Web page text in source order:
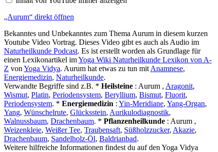
„Aurum“ direkt öffnen
Bekanntes und Unbekanntes zum Thema Aurum in diesem kurzen
Youtube Video Vortrag. Dieses Video gibt es auch als Audio im
Naturheilkunde Podcast. Es ist erstellt worden als Grundlage für
einen Lexikonartikel imYoga Wiki Naturheilkunde Lexikon von A-
Z von Yoga Vidya. Aurum hat etwas zu tun mit Anamnese,
Energiemedizin, Naturheilkunde.
Verwandte Begriffe sind z.B. * Heilsteine : Aurum , Aragonit,
Wismut, Platin, Periodensystem, Beryllium, Bismut, Fluorit,
Periodensystem. * Energiemedizin : Yin-Meridiane, Yang-Organ,
Yang, Wünschelrute, Glücksstein, Aurikulodiagnostik,
Walnussbaum, Drachenbaum. * Pflanzenheilkunde : Aurum ,
Weizenkleie, Weißer Tee, Traubensaft, Süßholzzucker, Akazie,
Drachenbaum, Sandelholz-Öl, Baldrianbad.
Weitere hilfreiche Informationen findest du auf den Yoga Vidya